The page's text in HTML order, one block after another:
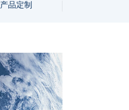
产品定制